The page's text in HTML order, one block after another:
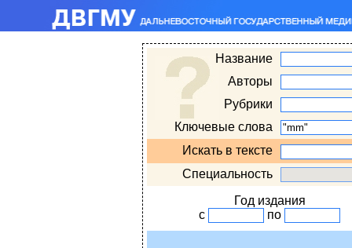
Название
Авторы
Рубрики
Ключевые слова
Искать в тексте
Специальность
Год издания
с
по